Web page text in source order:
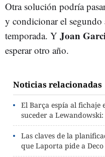
Otra solución podría
y condicionar el
temporada. Y Joan
esperar otro año.
Noticias relacionadas
El Barça espía al fichaje
suceder a
Las claves de la
que Laporta pide a